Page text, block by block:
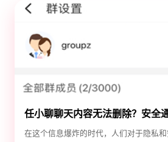
任小聊聊天内容无法删除？安全
在这个信息爆炸的时代，人们对于隐私